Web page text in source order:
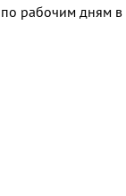
по рабочим дням в